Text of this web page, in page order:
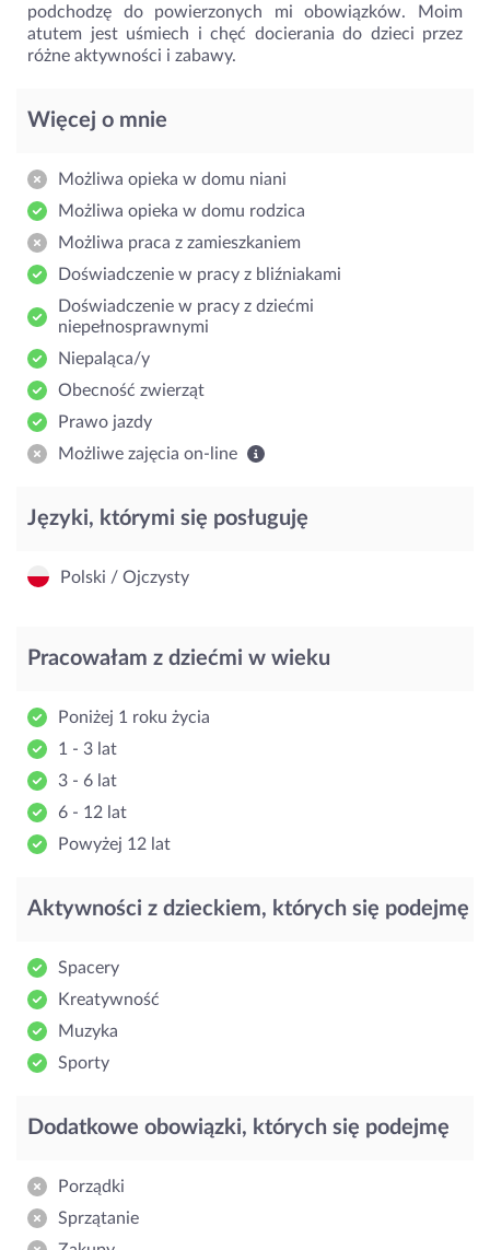
podchodzę do powierzonych mi obowiązków. Moim
atutem jest uśmiech i chęć docierania do dzieci przez
różne aktywności i zabawy.
Więcej o mnie
Możliwa opieka w domu niani
Możliwa opieka w domu rodzica
Możliwa praca z zamieszkaniem
Doświadczenie w pracy z bliźniakami
Doświadczenie w pracy z dziećmi
niepełnosprawnymi
Niepaląca/y
Obecność zwierząt
Prawo jazdy
Możliwe zajęcia on-line
Języki, którymi się posługuję
Polski / Ojczysty
Pracowałam z dziećmi w wieku
Poniżej 1 roku życia
1 - 3 lat
3 - 6 lat
6 - 12 lat
Powyżej 12 lat
Aktywności z dzieckiem, których się podejmę
Spacery
Kreatywność
Muzyka
Sporty
Dodatkowe obowiązki, których się podejmę
Porządki
Sprzątanie